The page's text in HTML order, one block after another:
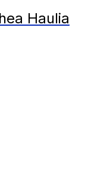
Haulia